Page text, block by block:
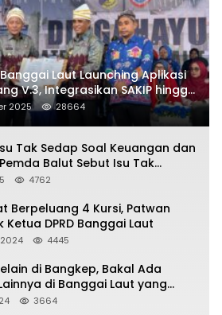
Laut Launching Aplikasi
V.3, Integrasikan SAKIP hingga
Layanan Publik
2025 28664
Tak Sedap Soal Keuangan dan
Balut Sebut Isu Tak
4762
Berpeluang 4 Kursi, Patwan
Ketua DPRD Banggai Laut
4445
di Bangkep, Bakal Ada
di Banggai Laut yang
Bagini Kata Kapolres!
3664